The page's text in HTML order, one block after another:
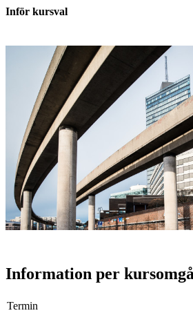
Inför kursval
Information per
Termin